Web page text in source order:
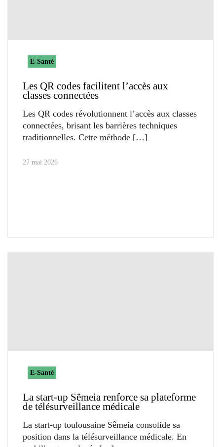
E-Santé
Les QR codes facilitent l’accès aux
classes connectées
Les QR codes révolutionnent l’accès aux classes
connectées, brisant les barrières techniques
traditionnelles. Cette méthode
27 mai 2026
E-Santé
La start-up Sêmeia renforce sa plateforme
de télésurveillance médicale
La start-up toulousaine Sêmeia consolide sa
position dans la télésurveillance médicale. En